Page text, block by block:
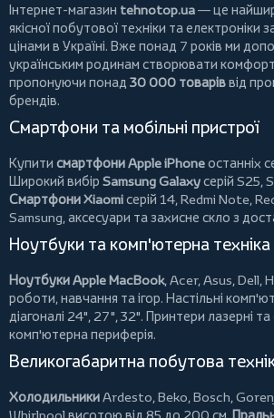
Інтернет-магазин tehnotop.ua— це
якісної побутової техніки та електроніки
цінами в Україні. Вже понад 7 років ми
українським родинам створювати
пропонуючи понад 30 000 товаріввід
брендів.
Смартфони та мобільні пристрої
Купити смартфони Apple iPhoneостанніх
Широкий вибір Samsung Galaxyсерій S25,
Смартфони Xiaomiсерій 14, Redmi Note,
Samsung, аксесуари тазахисне скло з
Ноутбуки та комп'ютерна техніка
Ноутбуки Apple MacBook,Acer,Asus,Dell,
роботи, навчання та ігор. Настільні
діагоналі 24", 27", 32". Принтери лазерні
комп'ютерна периферія.
Великогабаритна побутова
ХолодильникиArdesto,Beko,Bosch,